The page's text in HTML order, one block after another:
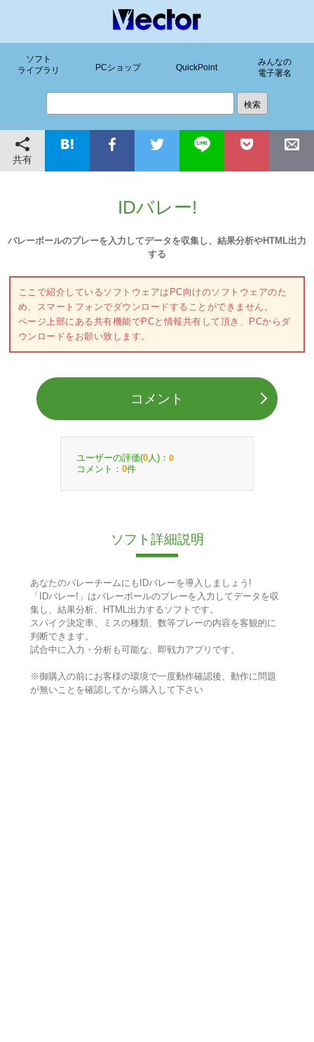
ソフト
ライブラリ
PCショップ QuickPoint
みんなの
電子署名
共有
IDバレー!
バレーボールのプレーを入力してデータを収集し、結果分析やHTML出力
する
ここで紹介しているソフトウェアはPC向けのソフトウェアのた
め、スマートフォンでダウンロードすることができません。
ページ上部にある共有機能でPCと情報共有して頂き、PCからダ
ウンロードをお願い致します。
コメント
ユーザーの評価(0 人)： 0
コメント： 0件
ソフト詳細説明
あなたのバレーチームにもIDバレーを導入しましょう!
「IDバレー!」はバレーボールのプレーを入力してデータを収
集し、結果分析、HTML出力するソフトです。
スパイク決定率、ミスの種類、数等プレーの内容を客観的に
判断できます。
試合中に入力・分析も可能な、即戦力アプリです。
※御購入の前にお客様の環境で一度動作確認後、動作に問題
が無いことを確認してから購入して下さい